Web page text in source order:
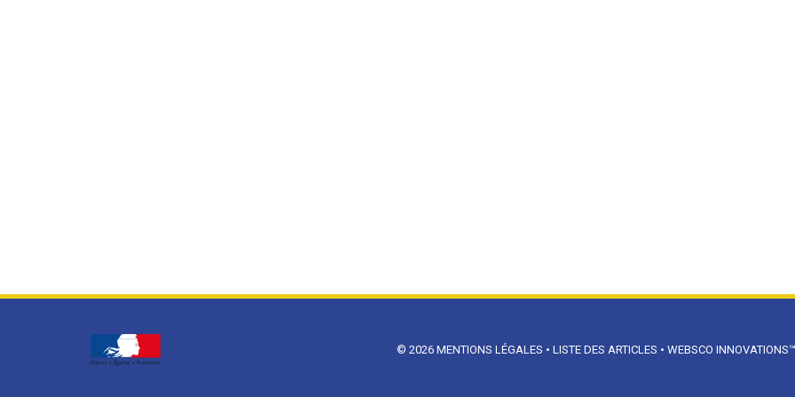
© 2026 MENTIONS LÉGALES • LISTE DES ARTICLES • WEBSCO INNOVATIONS™